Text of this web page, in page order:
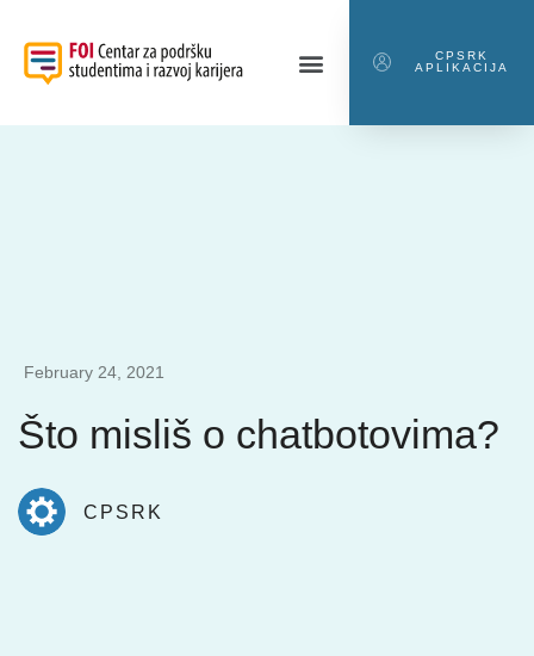
CPSRK
APLIKACIJA
February 24, 2021
Što misliš o chatbotovima?
CPSRK